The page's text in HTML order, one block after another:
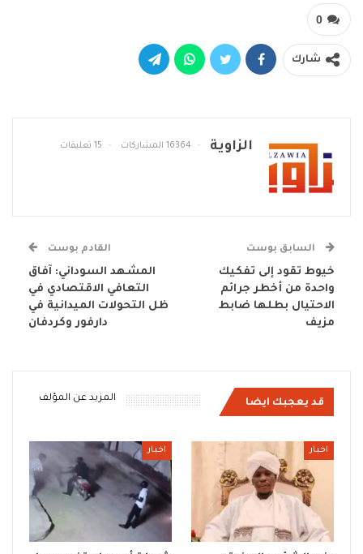
0
شارك
الزاوية 16364 المشاركات 15 تعليقات
السابق بوست
خيوط تقود إلى تفكيك
واحدة من أخطر جرائم
الاحتيال بطلها ضابط
مزيف
القادم بوست
المشهد السوداني: آفاق
التعافي الاقتصادي في
ظل التحولات الميدانية في
دارفور وكردفان
قد يعجبك ايضا المزيد عن المؤلف
اخبار اخبار